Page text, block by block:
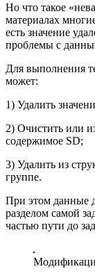
Но что такое
материалах
есть значение
проблемы с
Для выполнения
может:
1) Удалить
2) Очистить или
содержимое SD;
3) Удалить из
группе.
При этом данные
разделом самой
частью пути до